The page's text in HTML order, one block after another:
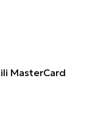
MasterCard